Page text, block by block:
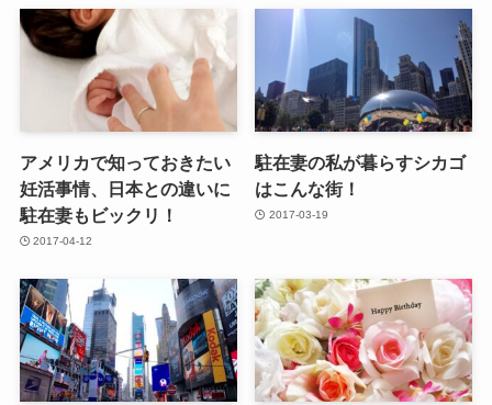
アメリカで知っておきたい
妊活事情、日本との違いに
駐在妻もビックリ！
2017-04-12
駐在妻の私が暮らすシカゴ
はこんな街！
2017-03-19